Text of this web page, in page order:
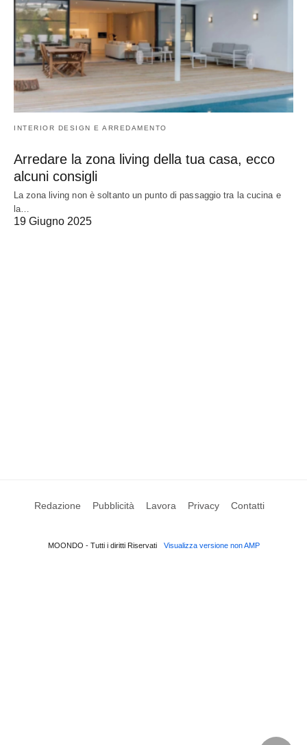
INTERIOR DESIGN E ARREDAMENTO
Arredare la zona living della tua casa, ecco
alcuni consigli
La zona living non è soltanto un punto di passaggio tra la cucina e
la…
19 Giugno 2025
Redazione Pubblicità Lavora Privacy Contatti
MOONDO - Tutti i diritti Riservati Visualizza versione non AMP